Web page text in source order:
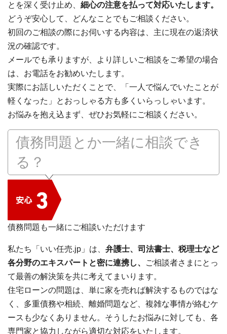
とを深く受け止め、 細心の注意を払って対応いたします。
どうぞ安心して、どんなことでもご相談ください。
初回のご相談の際にお伺いする内容は、主に現在の返済状
況の確認です。
メールでも承りますが、より詳しいご相談をご希望の場合
は、お電話をお勧めいたします。
実際にお話しいただくことで、「一人で悩んでいたことが
軽くなった」とおっしゃる方も多くいらっしゃいます。
お悩みを抱え込まず、ぜひお気軽にご相談ください。
債務問題とか一緒に相談でき
る？
債務問題も一緒にご相談いただけます
私たち「いい任売.jp」は、 弁護士、司法書士、税理士など
各分野のエキスパートと密に連携し、
ご相談者さまにとっ
て最善の解決策を共に考えてまいります。
住宅ローンの問題は、単に家を売れば解決するものではな
く、多重債務や相続、離婚問題など、複雑な事情が絡むケ
ースも少なくありません。そうしたお悩みに対しても、各
専門家と協力しながら適切な対応をいたします。